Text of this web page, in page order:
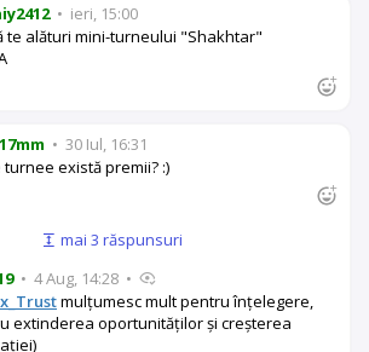
• ieri, 15:00
te alături mini-turneului "Shakhtar"
• 30 Iul, 16:31
există premii? :)
mai 3 răspunsuri
• 4 Aug, 14:28 •
mulțumesc mult pentru înțelegere,
extinderea oportunităților și creșterea